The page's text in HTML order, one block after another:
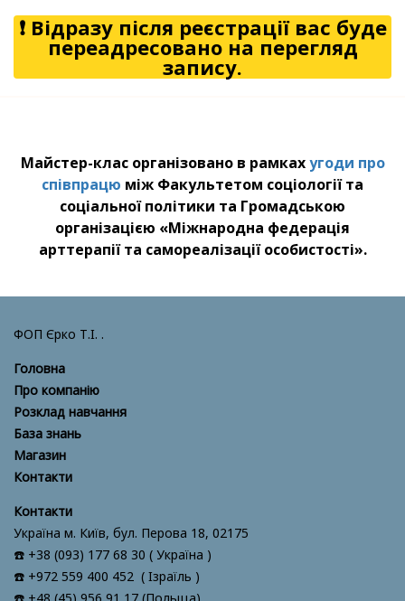
❗ Відразу після реєстрації вас буде
переадресовано на перегляд
запису.
Майстер-клас організовано в рамкахугоди про
співпрацю між Факультетом соціології та
соціальної політики та Громадською
організацією «Міжнародна федерація
арттерапії та самореалізації особистості».
ФОП Єрко Т.І. .
Головна
Про компанію
Розклад навчання
База знань
Магазин
Контакти
Контакти
Україна м. Київ, бул. Перова 18, 02175
☎️ +38 (093) 177 68 30 ( Україна )
☎️ +972 559 400 452 ( Ізраїль )
☎️ +48 (45) 956 91 17 (Польща)